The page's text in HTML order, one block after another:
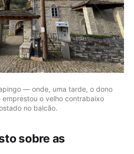
— onde, uma tarde, o dono
o velho contrabaixo
no balcão.
sobre as